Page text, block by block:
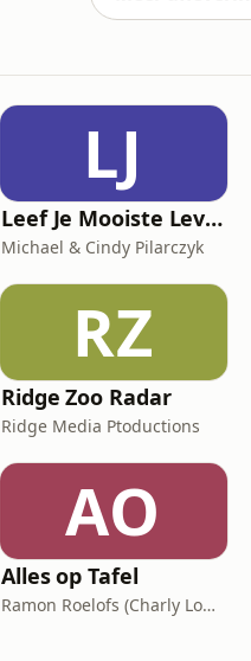
LJ
Leef Je Mooiste Leven Podcast
Michael & Cindy Pilarczyk
RZ
Ridge Zoo Radar
Ridge Media Ptoductions
AO
Alles op Tafel
Ramon Roelofs (Charly Lownoise)